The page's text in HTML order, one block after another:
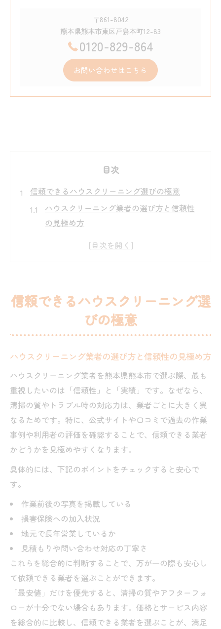
〒861-8042
熊本県熊本市東区戸島本町12-83
0120-829-864
お問い合わせはこちら
目次
信頼できるハウスクリーニング選びの極意
ハウスクリーニング業者の選び方と信頼性
の見極め方
エアコンクリーニング熊本で安心できる業
エアコンとハウスクリーニングの料金比較
熊本で安いハウスクリーニングの選び方の
ハウスクリーニングの口コミを信頼度アッ
プに活用
エアコンクリーニング熊本市の利用者レビ
ューの見方
ランキングから読み解く掃除業者の実力
エアコンのお手入れが快適空間をつくる理由
ハウスクリーニングで叶える清潔な空気環
境
エアコンクリーニング熊本市で快適生活を
実現
口コミで分かるエアコン掃除の重要性
熊本で選ばれるエアコンクリーニングの特
徴
信頼できるハウスクリーニング選
びの極意
ハウスクリーニング業者の選び方と信頼性の見極め方
ハウスクリーニング業者を熊本県熊本市で選ぶ際、最も
重視したいのは「信頼性」と「実績」です。なぜなら、
清掃の質やトラブル時の対応力は、業者ごとに大きく異
なるためです。特に、公式サイトや口コミで過去の作業
事例や利用者の評価を確認することで、信頼できる業者
かどうかを見極めやすくなります。
具体的には、下記のポイントをチェックすると安心で
す。
作業前後の写真を掲載している
損害保険への加入状況
地元で長年営業しているか
見積もりや問い合わせ対応の丁寧さ
これらを総合的に判断することで、万が一の際も安心し
て依頼できる業者を選ぶことができます。
「最安値」だけを優先すると、清掃の質やアフターフォ
ローが十分でない場合もあります。価格とサービス内容
を総合的に比較し、信頼できる業者を選ぶことが、満足